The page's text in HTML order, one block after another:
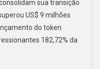
sua transição
US$ 9 milhões
do token
182,72% da